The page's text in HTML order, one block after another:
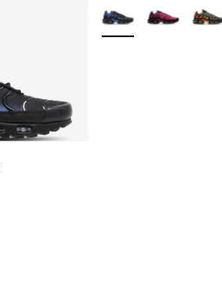
Plus de couleurs